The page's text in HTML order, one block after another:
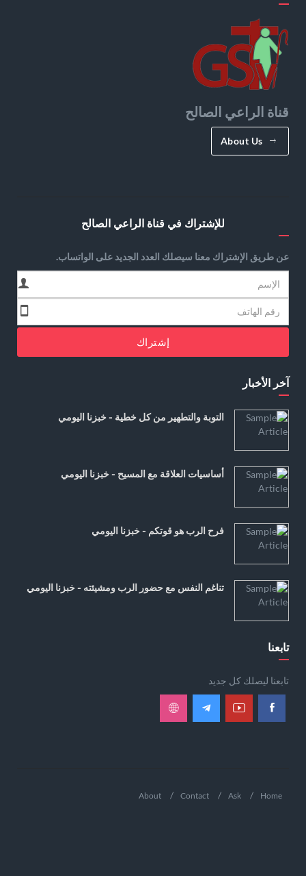
قناة الراعي الصالح
About Us
للإشتراك في قناة الراعي الصالح
عن طريق الإشتراك معنا سيصلك العدد الجديد على الواتساب.
إشتراك
آخر الأخبار
التوبة والتطهير من كل خطية - خبزنا اليومي
أساسيات العلاقة مع المسيح - خبزنا اليومي
فرح الرب هو قوتكم - خبزنا اليومي
تناغم النفس مع حضور الرب ومشيئته - خبزنا اليومي
تابعنا
تابعنا ليصلك كل جديد
Home
Ask
Contact
About